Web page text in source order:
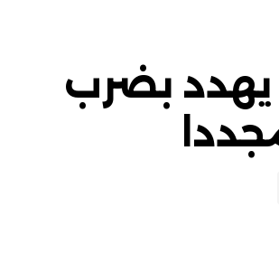
يهدد بضرب